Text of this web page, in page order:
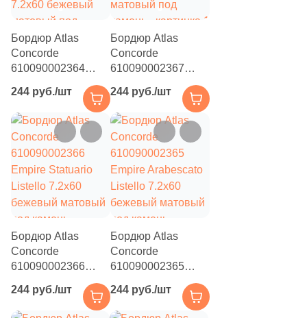
Бордюр Atlas
Concorde
610090002364
Empire Calacatta
Diamond Listello
7.2x60 бежевый
матовый под
камень
244 руб./шт
Бордюр Atlas
Concorde
610090002367
Empire Lasa Listello
7.2x60 бежевый
матовый под
камень
244 руб./шт
Бордюр Atlas
Concorde
610090002366
Empire Statuario
Listello 7.2x60
бежевый матовый
244 руб./шт
Бордюр Atlas
Concorde
610090002365
Empire Arabescato
Listello 7.2x60
бежевый матовый
244 руб./шт